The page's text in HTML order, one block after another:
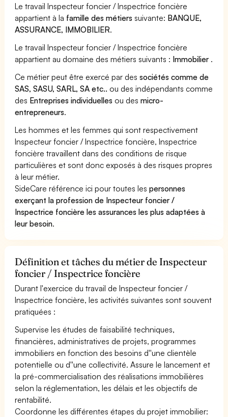
Le travail Inspecteur foncier / Inspectrice foncière
appartient à la famille des métiers suivante: BANQUE,
ASSURANCE, IMMOBILIER.
Le travail Inspecteur foncier / Inspectrice foncière
appartient au domaine des métiers suivants : Immobilier .
Ce métier peut être exercé par dessociétés comme de
SAS, SASU, SARL, SA etc.. ou des indépendants comme
des Entreprises individuelles ou desmicro-
entrepreneurs.
Les hommes et les femmes qui sont respectivement
Inspecteur foncier / Inspectrice foncière, Inspectrice
foncière travaillent dans des conditions de risque
particulières et sont donc exposés à des risques propres
à leur métier.
SideCare référence ici pour toutes lespersonnes
exerçant la profession de Inspecteur foncier /
Inspectrice foncière les assurances les plus adaptées à
leur besoin.
Définition et tâches du métier de Inspecteur
foncier / Inspectrice foncière
Durant l'exercice du travail de Inspecteur foncier /
Inspectrice foncière, les activités suivantes sont souvent
pratiquées :
Supervise les études de faisabilité techniques,
financières, administratives de projets, programmes
immobiliers en fonction des besoins d''une clientèle
potentielle ou d''une collectivité. Assure le lancement et
la pré-commercialisation des réalisations immobilières
selon la réglementation, les délais et les objectifs de
rentabilité.
Coordonne les différentes étapes du projet immobilier: